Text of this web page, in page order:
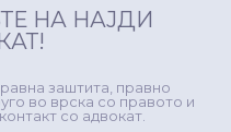
НА НАЈДИ
заштита, правно
во врска со правото и
со адвокат.